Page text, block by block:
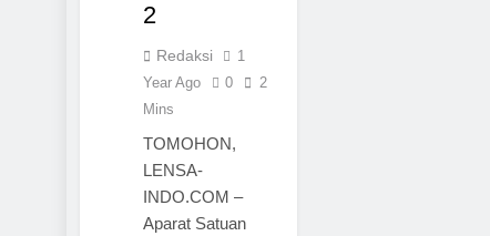
2
Redaksi
1
Year Ago
0
2
Mins
TOMOHON,
LENSA-
INDO.COM –
Aparat Satuan